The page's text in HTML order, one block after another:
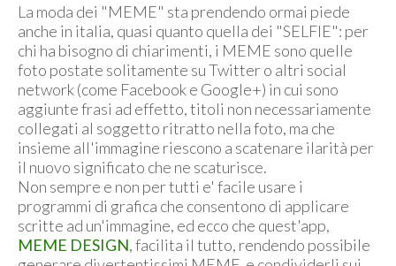
La moda dei "MEME" sta prendendo ormai piede
anche in italia, quasi quanto quella dei "SELFIE": per
chi ha bisogno di chiarimenti, i MEME sono quelle
foto postate solitamente su Twitter o altri social
network (come Facebook e Google+) in cui sono
aggiunte frasi ad effetto, titoli non necessariamente
collegati al soggetto ritratto nella foto, ma che
insieme all'immagine riescono a scatenare ilarità per
il nuovo significato che ne scaturisce.
Non sempre e non per tutti e' facile usare i
programmi di grafica che consentono di applicare
scritte ad un'immagine, ed ecco che quest'app,
MEME DESIGN, facilita il tutto, rendendo possibile